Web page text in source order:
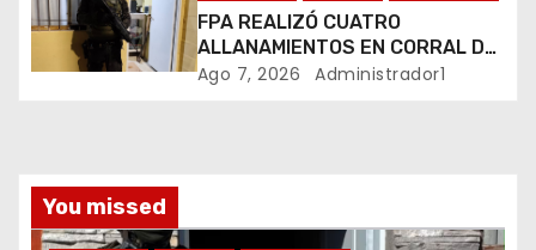
r
a
a
s
FPA REALIZÓ CUATRO
ALLANAMIENTOS EN CORRAL DE
BUSTOS-IFFLINGER
Ago 7, 2026 Administrador1
You missed